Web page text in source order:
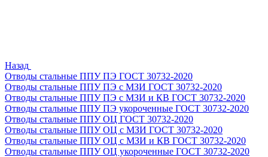
Назад
Отводы стальные ППУ ПЭ ГОСТ 30732-2020
Отводы стальные ППУ ПЭ с МЗИ ГОСТ 30732-2020
Отводы стальные ППУ ПЭ с МЗИ и КВ ГОСТ 30732-2020
Отводы стальные ППУ ПЭ укороченные ГОСТ 30732-2020
Отводы стальные ППУ ОЦ ГОСТ 30732-2020
Отводы стальные ППУ ОЦ с МЗИ ГОСТ 30732-2020
Отводы стальные ППУ ОЦ с МЗИ и КВ ГОСТ 30732-2020
Отводы стальные ППУ ОЦ укороченные ГОСТ 30732-2020